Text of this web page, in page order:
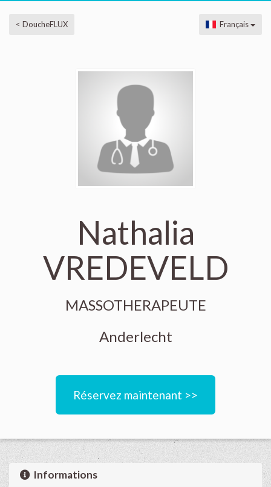
< DoucheFLUX Français
Nathalia
VREDEVELD
MASSOTHERAPEUTE
Anderlecht
Réservez maintenant >>
Informations